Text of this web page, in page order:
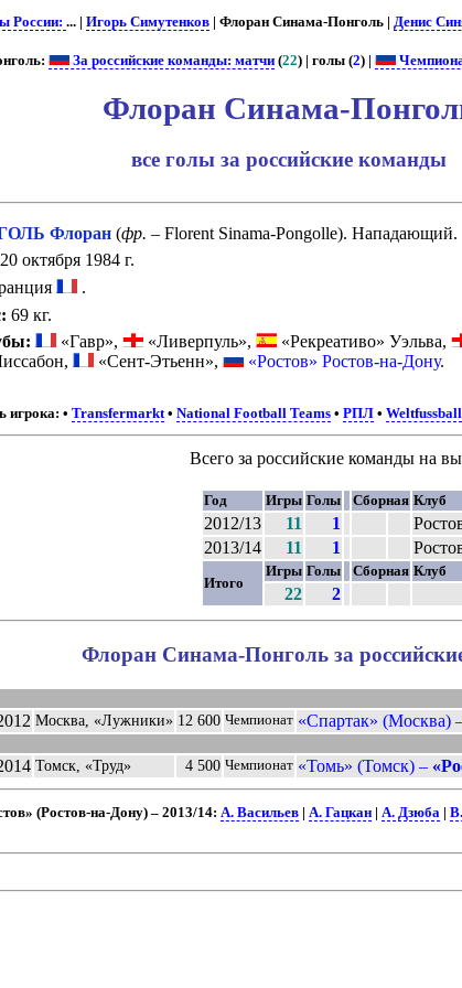
России:... |Игорь Симутенков | Флоран Синама-Понголь |Денис
За российские команды: матчи (22) | голы (2) |
Флоран Синама-
все голы за российские команды
Флоран (фр. – Florent Sinama-Pongolle). Нападающий.
20 октября 1984 г.
.
69 кг.
«Гавр», «Ливерпуль», «Рекреативо» Уэльва,
«Сент-Этьенн», «Ростов» Ростов-на-Дону.
игрока: •Transfermarkt•National Football Teams •РПЛ •Weltfussball
Всего за российские команды на
Год Игры Голы Сборная Клуб
2012/13 11 1
2013/14
11 1
Итого
Игры Голы Сборная Клуб
22 2
Флоран Синама-Понголь за
Москва, «Лужники» 12 600 Чемпионат «Спартак» (Москва)
Томск, «Труд» 4 500 Чемпионат «Томь» (Томск) –
(Ростов-на-Дону) – 2013/14: А. Васильев| А. Гацкан| А. Дзюба|